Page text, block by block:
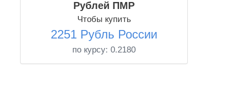
Рублей ПМР
Чтобы купить
2251 Рубль России
по курсу: 0.2180